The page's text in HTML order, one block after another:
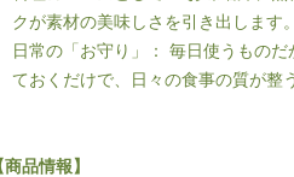
クが素材の美味しさを引き出します。
日常の「お守り」： 毎日使うもの
ておくだけで、日々の食事の質が整
商品情報】